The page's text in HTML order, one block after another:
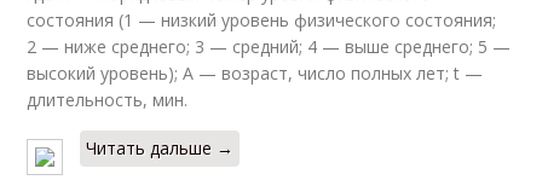
состояния (1 — низкий уровень физического состояния;
2 — ниже среднего; 3 — средний; 4 — выше среднего; 5 —
высокий уровень); A — возраст, число полных лет; t —
длительность, мин.
Читать дальше →